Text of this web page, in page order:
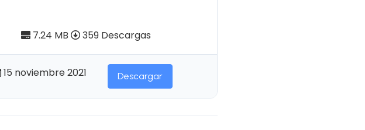
7.24 MB 359 Descargas
15 noviembre 2021 Descargar